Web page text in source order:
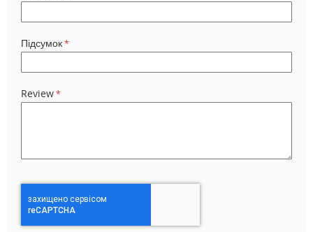
Підсумок
Review